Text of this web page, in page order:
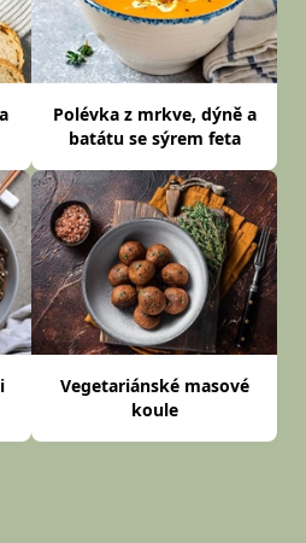
Polévka z mrkve, dýně a
batátu se sýrem feta
Vegetariánské masové
koule